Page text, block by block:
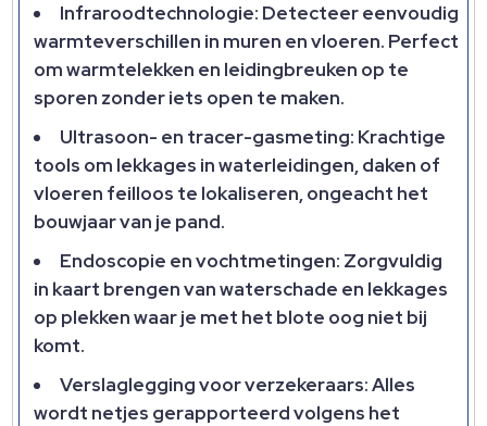
Infraroodtechnologie: Detecteer eenvoudig
warmteverschillen in muren en vloeren.​ Perfect
om warmtelekken en leidingbreuken op te
sporen zonder iets open te maken.​
Ultrasoon- en tracer-gasmeting: Krachtige
tools om lekkages in waterleidingen, daken of
vloeren feilloos te lokaliseren, ongeacht het
bouwjaar van je pand.​
Endoscopie en vochtmetingen: Zorgvuldig
in kaart brengen van waterschade en lekkages
op plekken waar je met het blote oog niet bij
komt.​
Verslaglegging voor verzekeraars: Alles
wordt netjes gerapporteerd volgens het